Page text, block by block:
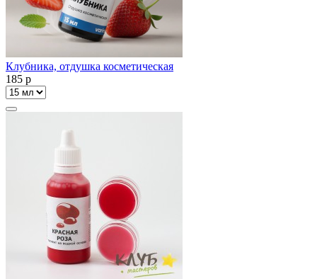
Клубника, отдушка косметическая
185 p